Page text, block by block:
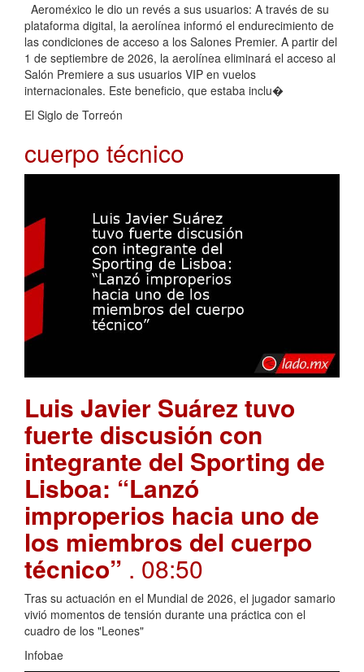
Aeroméxico le dio un revés a sus usuarios: A través de su
plataforma digital, la aerolínea informó el endurecimiento de
las condiciones de acceso a los Salones Premier. A partir del
1 de septiembre de 2026, la aerolínea eliminará el acceso al
Salón Premiere a sus usuarios VIP en vuelos
internacionales. Este beneficio, que estaba inclu�
El Siglo de Torreón
cuerpo técnico
Luis Javier Suárez tuvo
fuerte discusión con
integrante del Sporting de
Lisboa: “Lanzó
improperios hacia uno de
los miembros del cuerpo
técnico” . 08:50
Tras su actuación en el Mundial de 2026, el jugador samario
vivió momentos de tensión durante una práctica con el
cuadro de los "Leones"
Infobae